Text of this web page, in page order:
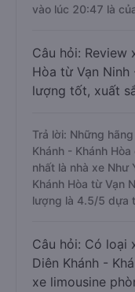
vào lúc 20:47 là
Câu hỏi: Review
Hòa từ Vạn
lượng tốt, xuất
Trả lời: Những
Khánh - Khánh
nhất là nhà xe Như
Khánh Hòa từ Vạn
lượng là 4.5/5 dựa
Câu hỏi: Có loại
Diên Khánh -
xe limousine